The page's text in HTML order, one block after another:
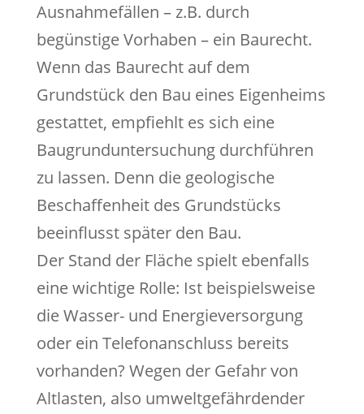
Ausnahmefällen – z.B. durch
begünstige Vorhaben – ein Baurecht.
Wenn das Baurecht auf dem
Grundstück den Bau eines Eigenheims
gestattet, empfiehlt es sich eine
Baugrunduntersuchung durchführen
zu lassen. Denn die geologische
Beschaffenheit des Grundstücks
beeinflusst später den Bau.
Der Stand der Fläche spielt ebenfalls
eine wichtige Rolle: Ist beispielsweise
die Wasser- und Energieversorgung
oder ein Telefonanschluss bereits
vorhanden? Wegen der Gefahr von
Altlasten, also umweltgefährdender